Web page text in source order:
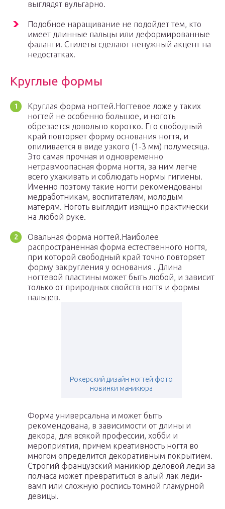
выглядят вульгарно.
Подобное наращивание не подойдет тем, кто
имеет длинные пальцы или деформированные
фаланги. Стилеты сделают ненужный акцент на
недостатках.
Круглые формы
Круглая форма ногтей.Ногтевое ложе у таких
ногтей не особенно большое, и ноготь
обрезается довольно коротко. Его свободный
край повторяет форму основания ногтя, и
опиливается в виде узкого (1-3 мм) полумесяца.
Это самая прочная и одновременно
нетравмоопасная форма ногтя, за ним легче
всего ухаживать и соблюдать нормы гигиены.
Именно поэтому такие ногти рекомендованы
медработникам, воспитателям, молодым
матерям. Ноготь выглядит изящно практически
на любой руке.
Овальная форма ногтей.Наиболее
распространенная форма естественного ногтя,
при которой свободный край точно повторяет
форму закругления у основания . Длина
ногтевой пластины может быть любой, и зависит
только от природных свойств ногтя и формы
пальцев.
Рокерский дизайн ногтей фото
новинки маникюра
Форма универсальна и может быть
рекомендована, в зависимости от длины и
декора, для всякой профессии, хобби и
мероприятия, причем креативность ногтя во
многом определится декоративным покрытием.
Строгий французский маникюр деловой леди за
полчаса может превратиться в алый лак леди-
вамп или сложную роспись томной гламурной
девицы.